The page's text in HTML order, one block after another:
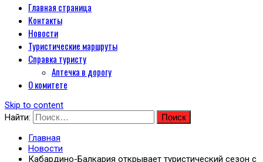
Главная страница
Контакты
Новости
Туристические маршруты
Справка туристу
Аптечка в дорогу
О комитете
Skip to content
Найти:
Главная
Новости
Кабардино-Балкария открывает туристический сезон с